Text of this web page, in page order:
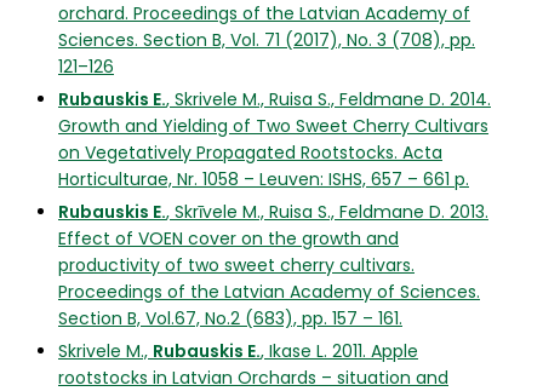
orchard. Proceedings of the Latvian Academy of
Sciences. Section B, Vol. 71 (2017), No. 3 (708), pp.
121–126
Rubauskis E., Skrivele M., Ruisa S., Feldmane D. 2014.
Growth and Yielding of Two Sweet Cherry Cultivars
on Vegetatively Propagated Rootstocks. Acta
Horticulturae, Nr. 1058 – Leuven: ISHS, 657 – 661 p.
Rubauskis E., Skrīvele M., Ruisa S., Feldmane D. 2013.
Effect of VOEN cover on the growth and
productivity of two sweet cherry cultivars.
Proceedings of the Latvian Academy of Sciences.
Section B, Vol.67, No.2 (683), pp. 157 – 161.
Skrivele M., Rubauskis E., Ikase L. 2011. Apple
rootstocks in Latvian Orchards – situation and